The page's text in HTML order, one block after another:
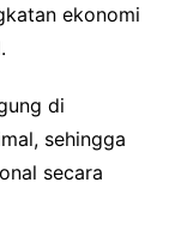
ekonomi
di
sehingga
secara